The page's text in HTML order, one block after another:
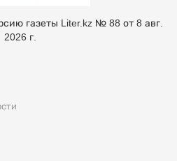
газеты Liter.kz № 88 от 8 авг.
2026 г.